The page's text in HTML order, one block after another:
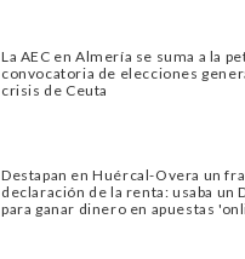
La AEC en Almería se suma a la
convocatoria de elecciones
crisis de Ceuta
Destapan en Huércal-Overa un
declaración de la renta: usaba un
para ganar dinero en apuestas